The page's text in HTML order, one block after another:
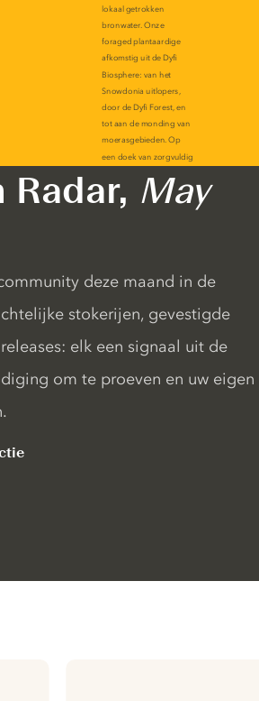
Radar, May
deze maand in de
stokerijen, gevestigde
elk een signaal uit de
om te proeven en uw eigen